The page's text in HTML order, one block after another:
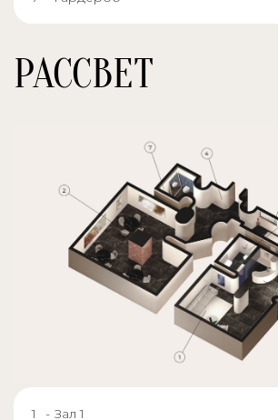
РАССВЕТ
- Зал 1